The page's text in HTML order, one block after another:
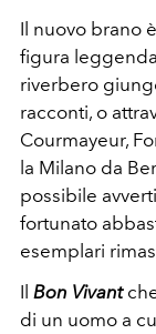
Il nuovo brano
figura
riverbero
racconti, o
Courmayeur,
la Milano da
possibile
fortunato
esemplari
Il Bon Vivant
di un uomo a